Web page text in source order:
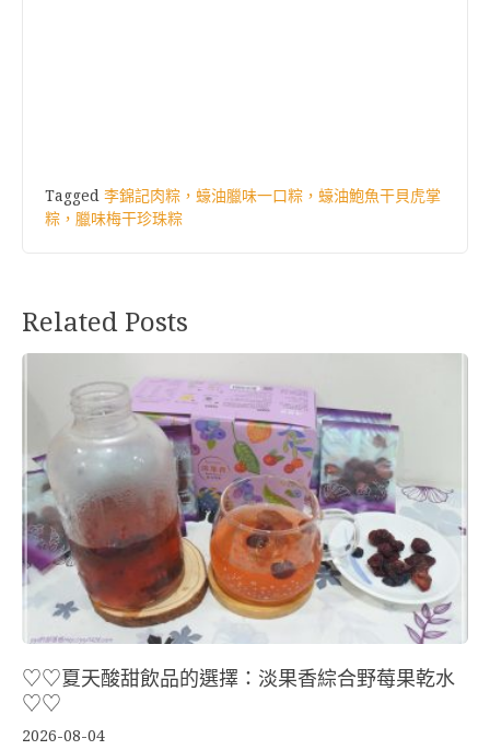
Tagged 李錦記肉粽，蠔油臘味一口粽，蠔油鮑魚干貝虎掌
粽，臘味梅干珍珠粽
Related Posts
♡♡夏天酸甜飲品的選擇：淡果香綜合野莓果乾水
♡♡
2026-08-04